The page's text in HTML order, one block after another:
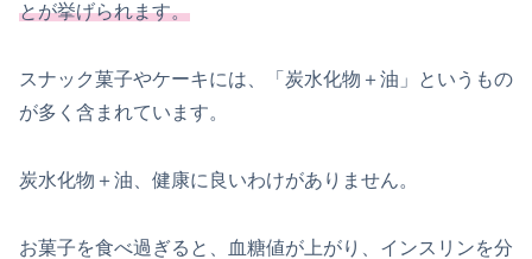
とが挙げられます。
スナック菓子やケーキには、「炭水化物＋油」というもの
が多く含まれています。
炭水化物＋油、健康に良いわけがありません。
お菓子を食べ過ぎると、血糖値が上がり、インスリンを分